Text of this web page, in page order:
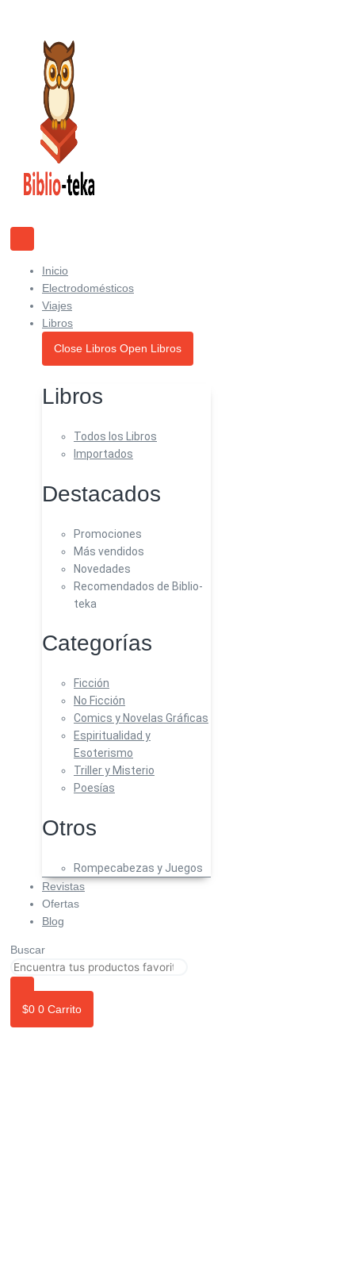
contenido
Inicio
Electrodomésticos
Viajes
Libros
Close Libros Open Libros
Libros
Todos los Libros
Importados
Destacados
Promociones
Más vendidos
Novedades
Recomendados de Biblio-
teka
Categorías
Ficción
No Ficción
Comics y Novelas Gráficas
Espiritualidad y
Esoterismo
Triller y Misterio
Poesías
Otros
Rompecabezas y Juegos
Revistas
Ofertas
Blog
Buscar
$0 0 Carrito